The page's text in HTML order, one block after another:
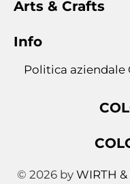
Arts & Crafts
Info
Politica aziendale
© 2026 by WIRTH &